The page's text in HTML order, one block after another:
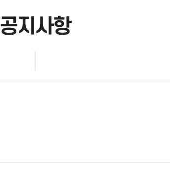
공지사항